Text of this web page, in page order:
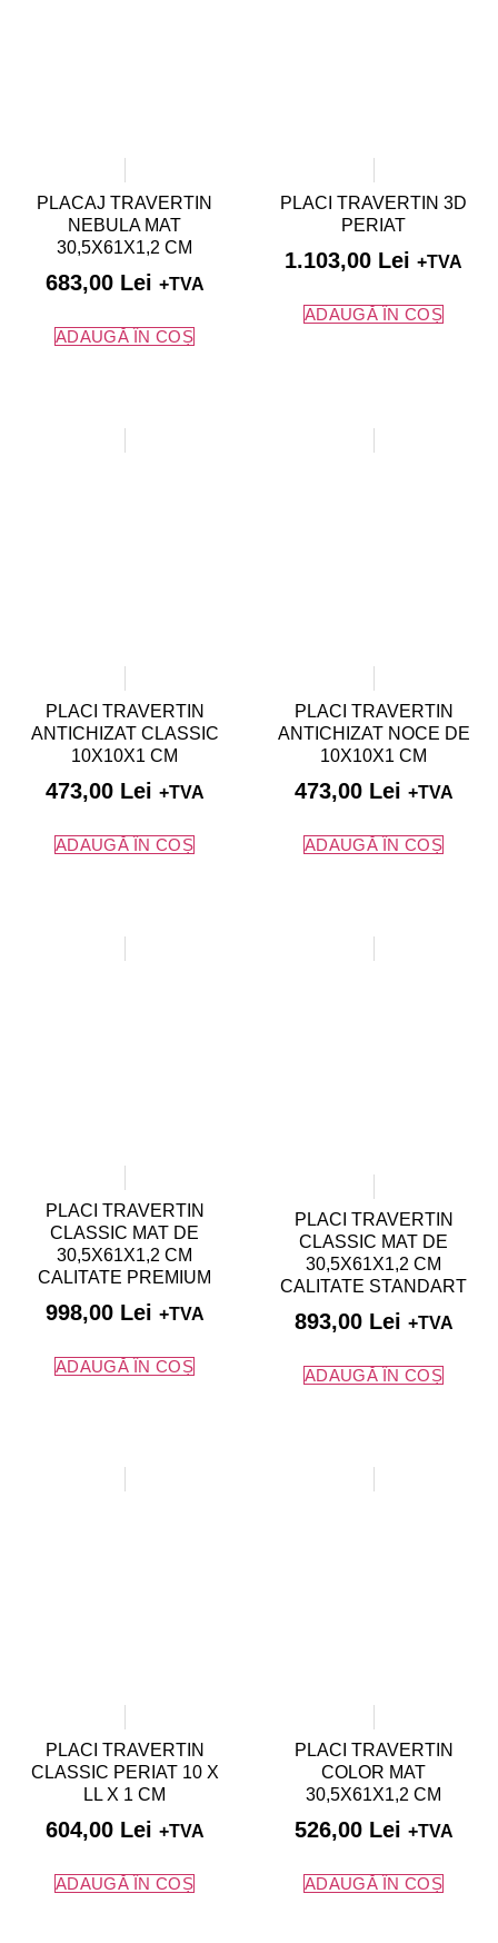
PLACAJ TRAVERTIN
NEBULA MAT
30,5X61X1,2 CM
683,00 Lei +TVA
ADAUGĂ ÎN COȘ
PLACI TRAVERTIN 3D
PERIAT
1.103,00 Lei +TVA
ADAUGĂ ÎN COȘ
PLACI TRAVERTIN
ANTICHIZAT CLASSIC
10X10X1 CM
473,00 Lei +TVA
ADAUGĂ ÎN COȘ
PLACI TRAVERTIN
ANTICHIZAT NOCE DE
10X10X1 CM
473,00 Lei +TVA
ADAUGĂ ÎN COȘ
PLACI TRAVERTIN
CLASSIC MAT DE
30,5X61X1,2 CM
CALITATE PREMIUM
998,00 Lei +TVA
ADAUGĂ ÎN COȘ
PLACI TRAVERTIN
CLASSIC MAT DE
30,5X61X1,2 CM
CALITATE STANDART
893,00 Lei +TVA
ADAUGĂ ÎN COȘ
PLACI TRAVERTIN
CLASSIC PERIAT 10 X
LL X 1 CM
604,00 Lei +TVA
ADAUGĂ ÎN COȘ
PLACI TRAVERTIN
COLOR MAT
30,5X61X1,2 CM
526,00 Lei +TVA
ADAUGĂ ÎN COȘ